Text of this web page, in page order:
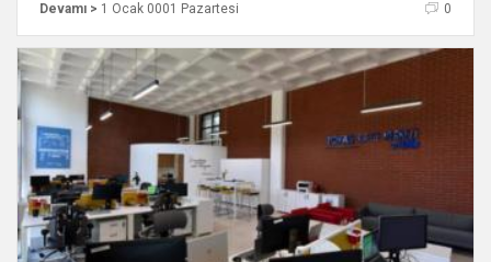
Devamı > 1 Ocak 0001 Pazartesi 0